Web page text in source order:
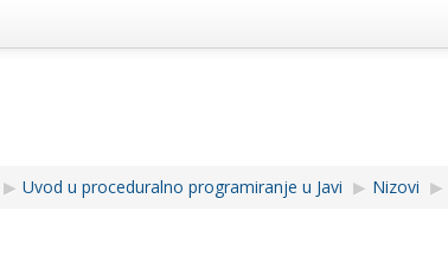
▶︎ Uvod u proceduralno programiranje u Javi ▶︎ Nizovi ▶︎